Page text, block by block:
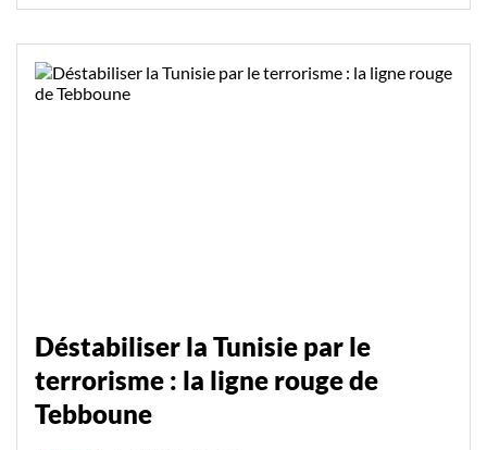
Déstabiliser la Tunisie par le
terrorisme : la ligne rouge de
Tebboune